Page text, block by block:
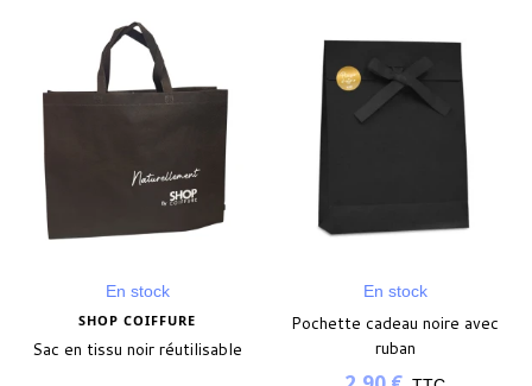
En stock
SHOP COIFFURE
Sac en tissu noir réutilisable
En stock
Pochette cadeau noire avec
ruban